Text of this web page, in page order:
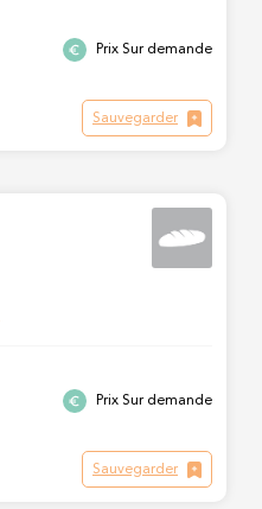
Prix Sur demande
Sauvegarder
Prix Sur demande
Sauvegarder